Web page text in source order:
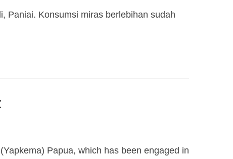
Paniai. Konsumsi miras berlebihan sudah
Papua, which has been engaged in